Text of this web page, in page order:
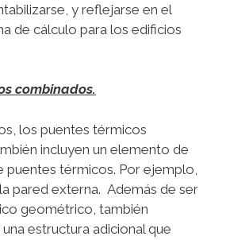
y reflejarse en el
de cálculo para los edificios
combinados.
los puentes térmicos
incluyen un elemento de
puentes térmicos. Por ejemplo,
pared externa. Además de ser
geométrico, también
estructura adicional que